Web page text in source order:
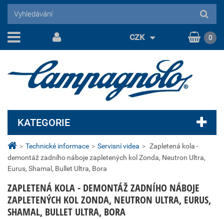
> Technické informace > Servisní videa > Zapletená kola -
demontáž zadního náboje zapletených kol Zonda, Neutron Ultra,
Eurus, Shamal, Bullet Ultra, Bora
ZAPLETENÁ KOLA - DEMONTÁŽ ZADNÍHO NÁBOJE
ZAPLETENÝCH KOL ZONDA, NEUTRON ULTRA, EURUS,
SHAMAL, BULLET ULTRA, BORA
KATEGORIE
CZK 0